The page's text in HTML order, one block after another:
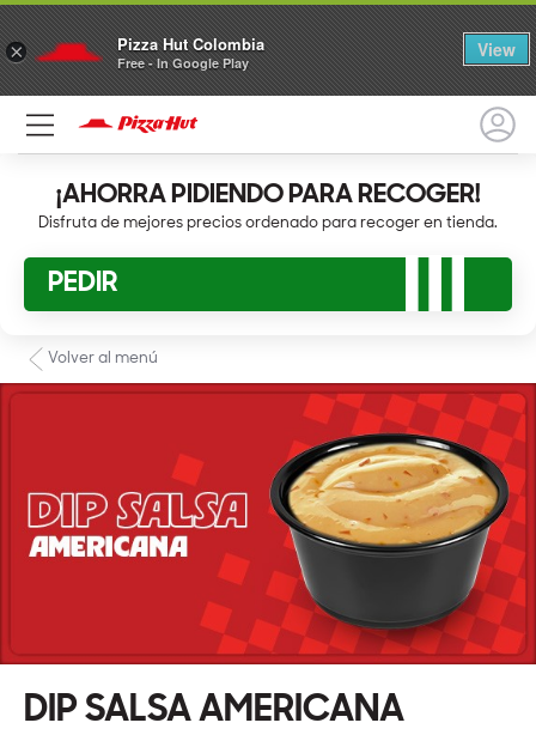
× Pizza Hut Colombia
Free - In Google Play
View
¡AHORRA PIDIENDO PARA RECOGER!
Disfruta de mejores precios ordenado para recoger en tienda.
PEDIR
Volver al menú
DIP SALSA AMERICANA